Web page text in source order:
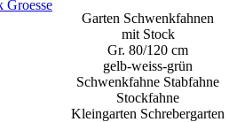
Garten Schwenkfahnen
mit Stock
Gr. 80/120 cm
gelb-weiss-grün
Schwenkfahne Stabfahne
Stockfahne
Kleingarten Schrebergarten